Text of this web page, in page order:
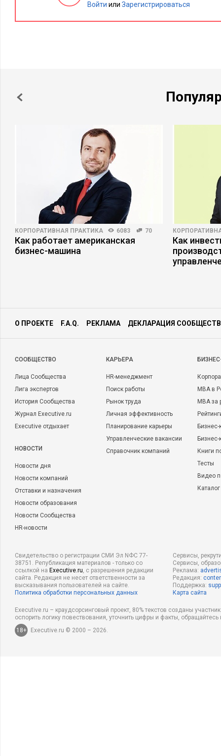
Войти или Зарегистрироваться
КОРПОРАТИВНАЯ ПРАКТИКА 6083 70
Как работает американская
бизнес-машина
Как
О ПРОЕКТЕ F.A.Q. РЕКЛАМА ДЕКЛАРАЦИЯ
CООБЩЕСТВО
Лица Сообщества
Лига экспертов
История Сообщества
Журнал Executive.ru
Executive отдыхает
НОВОСТИ
Новости дня
Новости компаний
Отставки и назначения
Новости образования
Новости Сообщества
HR-новости
КАРЬЕРА
HR-менеджмент
Поиск работы
Рынок труда
Личная эффективность
Планирование карьеры
Управленческие вакансии
Справочник компаний
MBA в
MBA
Бизнес-
Книги
Тесты
Видео
Свидетельство о регистрации СМИ Эл NФС 77-
38751. Републикация материалов - только со
ссылкой на Executive.ru, с разрешения редакции
сайта. Редакция не несет ответственности за
высказывания пользователей на сайте.
Политика обработки персональных данных
Сервисы,
Сервисы,
Реклама:
Редакция:
Поддержка:
Карта сайта
Executive.ru – краудсорсинговый проект, 80% текстов созданы
оспорить логику повествования, уточнить цифры и факты,
18+
Executive.ru © 2000 – 2026.